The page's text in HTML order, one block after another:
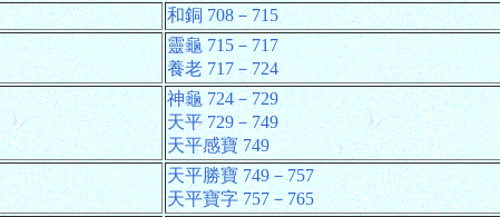
和銅 708－715
靈龜 715－717
養老 717－724
神龜 724－729
天平 729－749
天平感寶 749
天平勝寶 749－757
天平寶字 757－765